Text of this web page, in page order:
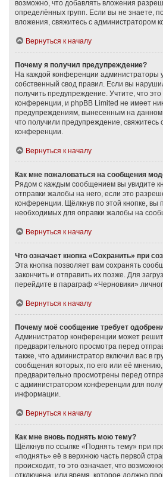
возможно, что добавлять вложения
определённых групп. Если вы не знаете,
вложения, свяжитесь с администратором
Вернуться к началу
Почему я получил предупреждение?
На каждой конференции администраторы
собственный свод правил. Если вы
получить предупреждение. Учтите, что
конференции, и phpBB Limited не имеет
предупреждениям, вынесенным на данном
что получили предупреждение, свяжитесь
конференции.
Вернуться к началу
Как мне пожаловаться на сообщения
Рядом с каждым сообщением вы увидите
отправки жалобы на него, если это
конференции. Щёлкнув по этой кнопке, вы
необходимых для оправки жалобы на
Вернуться к началу
Что означает кнопка «Сохранить» при
Эта кнопка позволяет вам сохранять
закончить и отправить их позже. Для
перейдите в параграф «Черновики»
Вернуться к началу
Почему моё сообщение требует
Администратор конференции может
предварительного просмотра перед
также, что администратор включил вас в
сообщения которых, по его или её
предварительно просмотрены перед
с администратором конференции для
информации.
Вернуться к началу
Как мне вновь поднять мою тему?
Щёлкнув по ссылке «Поднять тему» при
«поднять» её в верхнюю часть первой
происходит, то это означает, что
отключена, или время, которое должно